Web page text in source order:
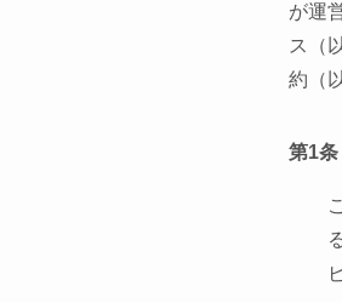
が運
ス（
約（
第1条